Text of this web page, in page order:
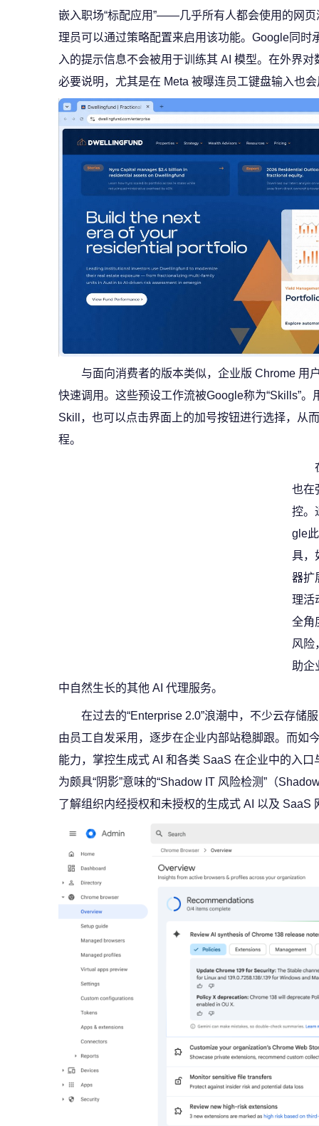
嵌入职场“标配应用”——几乎所有人都会使用的网
理员可以通过策略配置来启用该功能。Google同时
入的提示信息不会被用于训练其 AI 模型。在外界
必要说明，尤其是在 Meta 被曝连员工键盘输入也
与面向消费者的版本类似，企业版 Chrome 用
快速调用。这些预设工作流被Google称为“Skills”。
Skill，也可以点击界面上的加号按钮进行选择，从
程。
也在
控。
gle
具，
器扩
理活
全角
风险
助企
中自然生长的其他 AI 代理服务。
在过去的“Enterprise 2.0”浪潮中，不少云存储
由员工自发采用，逐步在企业内部站稳脚跟。而如
能力，掌控生成式 AI 和各类 SaaS 在企业中的入
为颇具“阴影”意味的“Shadow IT 风险检测”（
了解组织内经授权和未授权的生成式 AI 以及 SaaS